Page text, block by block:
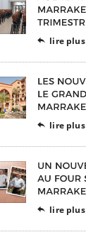
 lire plus
 lire plus
 lire plus